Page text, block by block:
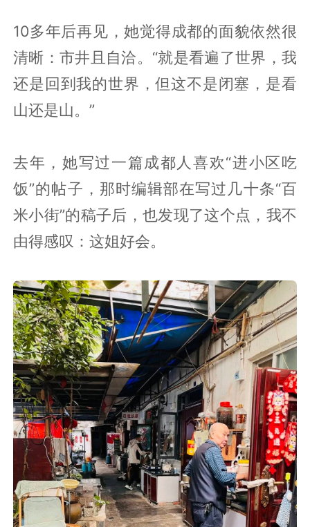
10多年后再见，她觉得成都的面貌依然很
清晰：市井且自洽。“就是看遍了世界，我
还是回到我的世界，但这不是闭塞，是看
山还是山。”
去年，她写过一篇成都人喜欢“进小区吃
饭”的帖子，那时编辑部在写过几十条“百
米小街”的稿子后，也发现了这个点，我不
由得感叹：这姐好会。